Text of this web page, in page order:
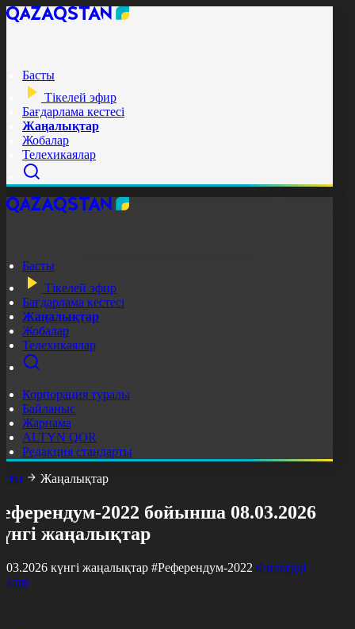
Басты
Тікелей эфир
Бағдарлама кестесі
Жаңалықтар
Жобалар
Телехикаялар
Басты
Тікелей эфир
Бағдарлама кестесі
Жаңалықтар
Жобалар
Телехикаялар
Корпорация туралы
Байланыс
Жарнама
ALTYN QOR
Редакция стандарты
Жаңалықтар
2022 бойынша 08.03.2026
жаңалықтар
күнгі жаңалықтар #Референдум-2022 Фильтрді